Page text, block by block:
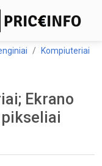
Kompiuteriai
Ekrano